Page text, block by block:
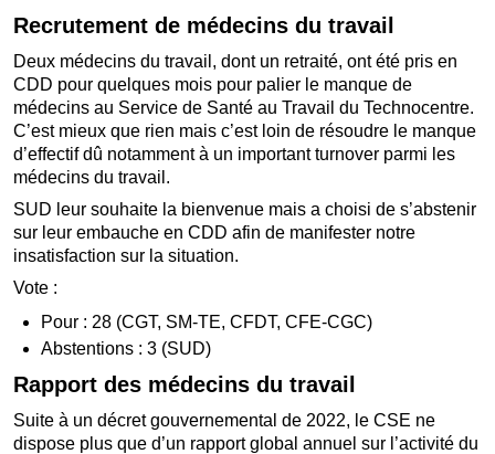
Recrutement de médecins du travail
Deux médecins du travail, dont un retraité, ont été pris en
CDD pour quelques mois pour palier le manque de
médecins au Service de Santé au Travail du Technocentre.
C’est mieux que rien mais c’est loin de résoudre le manque
d’effectif dû notamment à un important turnover parmi les
médecins du travail.
SUD leur souhaite la bienvenue mais a choisi de s’abstenir
sur leur embauche en CDD afin de manifester notre
insatisfaction sur la situation.
Vote :
Pour : 28 (CGT, SM-TE, CFDT, CFE-CGC)
Abstentions : 3 (SUD)
Rapport des médecins du travail
Suite à un décret gouvernemental de 2022, le CSE ne
dispose plus que d’un rapport global annuel sur l’activité du